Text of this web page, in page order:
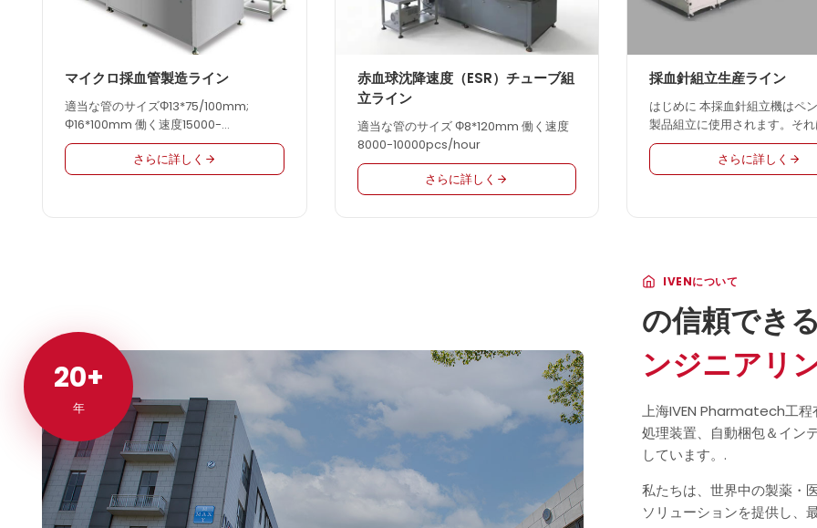
マイクロ採血管製造ライン
適当な管のサイズΦ13*75/100mm;
Φ16*100mm 働く速度15000-
18000pcs/hour
さらに詳しく
赤血球沈降速度（ESR）チューブ組
立ライン
適当な管のサイズ Φ8*120mm 働く速度
8000-10000pcs/hour
さらに詳しく
採血針組立生産ライン
はじめに 本採血針組立機はペ
製品組立に使用されます。そ
自動です。個々のPLC＆HMI制
＆安全な操作、わずか3-4人
うまく全体の行を実行するた
さらに詳しく
20+
年
IVENについて
の信頼でき
ンジニアリ
上海IVEN Pharmatech工程
処理装置、自動梱包＆イン
しています。.
私たちは、世界中の製薬・
ソリューションを提供し、